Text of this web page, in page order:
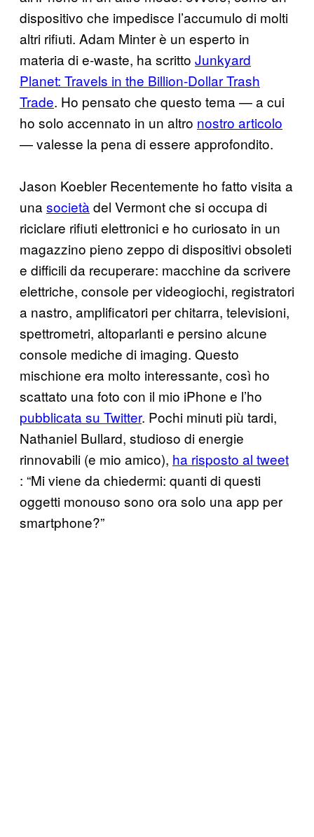
dispositivo che impedisce l’accumulo di molti
altri rifiuti. Adam Minter è un esperto in
materia di e-waste, ha scritto Junkyard
Planet: Travels in the Billion-Dollar Trash
Trade. Ho pensato che questo tema — a cui
ho solo accennato in un altro nostro articolo
— valesse la pena di essere approfondito.
Jason Koebler Recentemente ho fatto visita a
una società del Vermont che si occupa di
riciclare rifiuti elettronici e ho curiosato in un
magazzino pieno zeppo di dispositivi obsoleti
e difficili da recuperare: macchine da scrivere
elettriche, console per videogiochi, registratori
a nastro, amplificatori per chitarra, televisioni,
spettrometri, altoparlanti e persino alcune
console mediche di imaging. Questo
mischione era molto interessante, così ho
scattato una foto con il mio iPhone e l’ho
pubblicata su Twitter. Pochi minuti più tardi,
Nathaniel Bullard, studioso di energie
rinnovabili (e mio amico), ha risposto al tweet
: “Mi viene da chiedermi: quanti di questi
oggetti monouso sono ora solo una app per
smartphone?”